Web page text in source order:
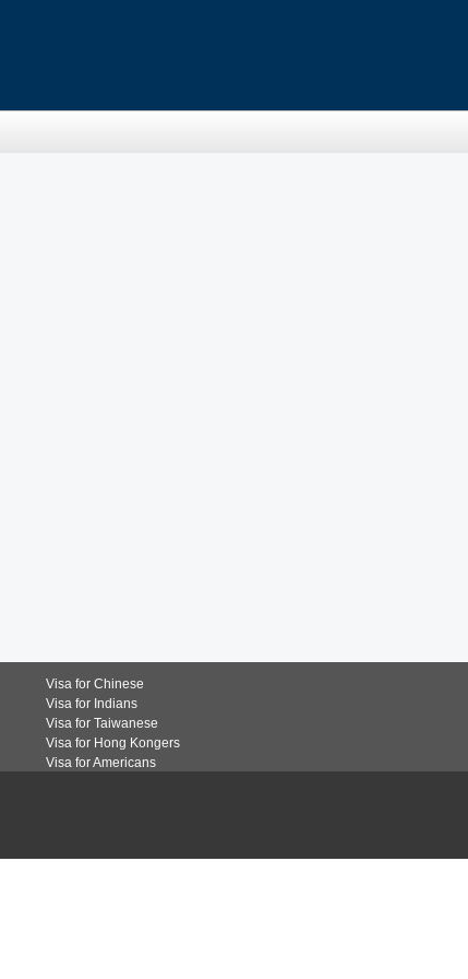
Visa for Chinese
Visa for Indians
Visa for Taiwanese
Visa for Hong Kongers
Visa for Americans